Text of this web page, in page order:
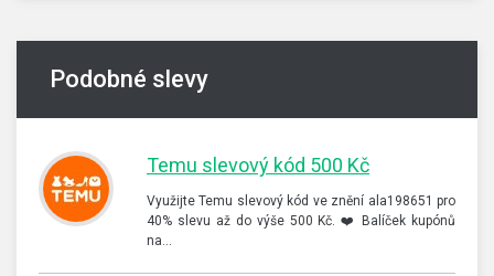
Podobné slevy
Temu slevový kód 500 Kč
Využijte Temu slevový kód ve znění ala198651 pro
40% slevu až do výše 500 Kč. ❤️ Balíček kupónů
na…